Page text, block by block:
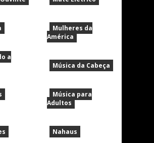
a
Mulheres da
América
Música da Cabeça
Música para
Adultos
Nahaus